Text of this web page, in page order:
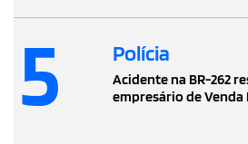
5 Polícia
Acidente na BR-262
empresário de